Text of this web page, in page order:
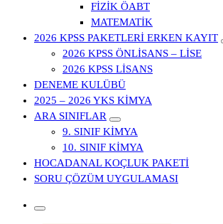
FİZİK ÖABT
MATEMATİK
2026 KPSS PAKETLERİ ERKEN KAYIT
2026 KPSS ÖNLİSANS – LİSE
2026 KPSS LİSANS
DENEME KULÜBÜ
2025 – 2026 YKS KİMYA
ARA SINIFLAR
9. SINIF KİMYA
10. SINIF KİMYA
HOCADANAL KOÇLUK PAKETİ
SORU ÇÖZÜM UYGULAMASI